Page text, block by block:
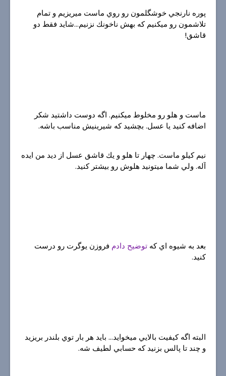
پوره نارنجي خوشگلمون رو روي ماست ميريزيم و تمام
تلاشمون رو ميكنيم كه بهش ناخونك نزنيم...شايد فقط دو
قاشق!
ماست و هلو رو مخلوط ميكنيم. اگه دوست داشتيد شكر
اضافه كنيد يا عسل. بچشيد كه شيرينيش مناسب باشه.
نيم كيلو ماست. چهار تا هلو و يك قاشق عسل از ديد من ايده
آله. ولي شما ميتونيد هلوش رو بيشتر كنيد.
بعد به شيوه اي كه توضيح دادم فروزن يوگرت رو درست
كنيد.
البته اگه كيفيت بالايي ميخوايد... بايد هر بار توي بلندر بريزيد
و چند تا پالس بزنيد كه حسابي لطيف شه.